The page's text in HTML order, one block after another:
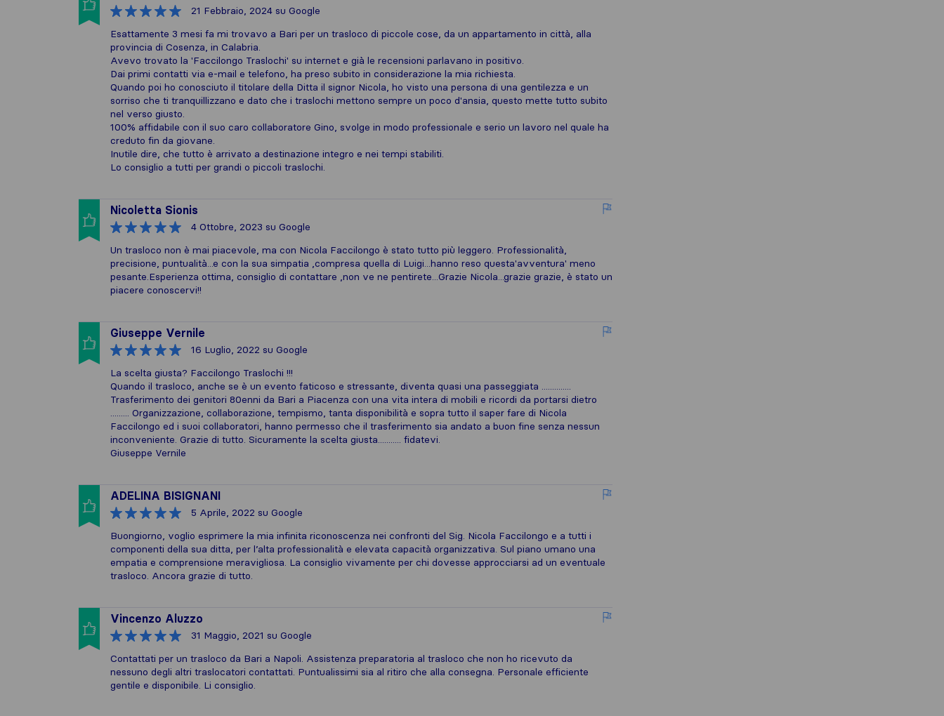
21 Febbraio, 2024 su Google
Esattamente 3 mesi fa mi trovavo a Bari per un trasloco di piccole cose, da un appartamento in città, alla
provincia di Cosenza, in Calabria.
Avevo trovato la 'Faccilongo Traslochi' su internet e già le recensioni parlavano in positivo.
Dai primi contatti via e-mail e telefono, ha preso subito in considerazione la mia richiesta.
Quando poi ho conosciuto il titolare della Ditta il signor Nicola, ho visto una persona di una gentilezza e un
sorriso che ti tranquillizzano e dato che i traslochi mettono sempre un poco d'ansia, questo mette tutto subito
nel verso giusto.
100% affidabile con il suo caro collaboratore Gino, svolge in modo professionale e serio un lavoro nel quale ha
creduto fin da giovane.
Inutile dire, che tutto è arrivato a destinazione integro e nei tempi stabiliti.
Lo consiglio a tutti per grandi o piccoli traslochi.
Nicoletta Sionis
4 Ottobre, 2023 su Google
Un trasloco non è mai piacevole, ma con Nicola Faccilongo è stato tutto più leggero. Professionalità,
precisione, puntualità...e con la sua simpatia ,compresa quella di Luigi...hanno reso questa'avventura' meno
pesante.Esperienza ottima, consiglio di contattare ,non ve ne pentirete...Grazie Nicola...grazie grazie, è stato un
piacere conoscervi!!
Giuseppe Vernile
16 Luglio, 2022 su Google
La scelta giusta? Faccilongo Traslochi !!!
Quando il trasloco, anche se è un evento faticoso e stressante, diventa quasi una passeggiata ..............
Trasferimento dei genitori 80enni da Bari a Piacenza con una vita intera di mobili e ricordi da portarsi dietro
......... Organizzazione, collaborazione, tempismo, tanta disponibilità e sopra tutto il saper fare di Nicola
Faccilongo ed i suoi collaboratori, hanno permesso che il trasferimento sia andato a buon fine senza nessun
inconveniente. Grazie di tutto. Sicuramente la scelta giusta........... fidatevi.
Giuseppe Vernile
ADELINA BISIGNANI
5 Aprile, 2022 su Google
Buongiorno, voglio esprimere la mia infinita riconoscenza nei confronti del Sig. Nicola Faccilongo e a tutti i
componenti della sua ditta, per l’alta professionalità e elevata capacità organizzativa. Sul piano umano una
empatia e comprensione meravigliosa. La consiglio vivamente per chi dovesse approcciarsi ad un eventuale
trasloco. Ancora grazie di tutto.
Vincenzo Aluzzo
31 Maggio, 2021 su Google
Contattati per un trasloco da Bari a Napoli. Assistenza preparatoria al trasloco che non ho ricevuto da
nessuno degli altri traslocatori contattati. Puntualissimi sia al ritiro che alla consegna. Personale efficiente
gentile e disponibile. Li consiglio.